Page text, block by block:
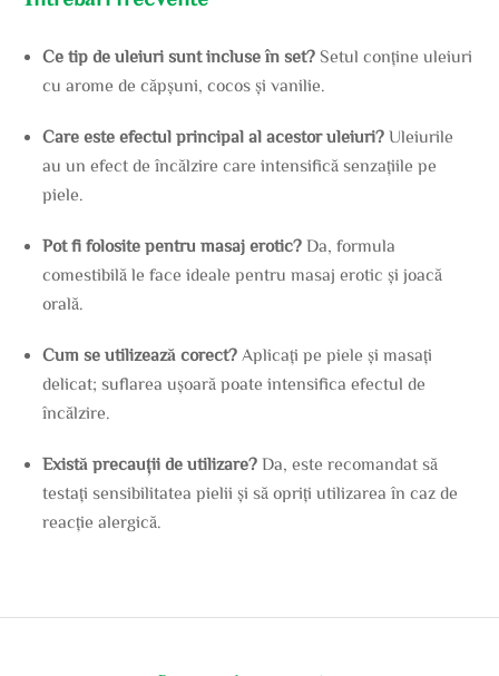
Ce tip de uleiuri sunt incluse în set? Setul conține uleiuri
cu arome de căpșuni, cocos și vanilie.
Care este efectul principal al acestor uleiuri? Uleiurile
au un efect de încălzire care intensifică senzațiile pe
piele.
Pot fi folosite pentru masaj erotic? Da, formula
comestibilă le face ideale pentru masaj erotic și joacă
orală.
Cum se utilizează corect? Aplicați pe piele și masați
delicat; suflarea ușoară poate intensifica efectul de
încălzire.
Există precauții de utilizare? Da, este recomandat să
testați sensibilitatea pielii și să opriți utilizarea în caz de
reacție alergică.